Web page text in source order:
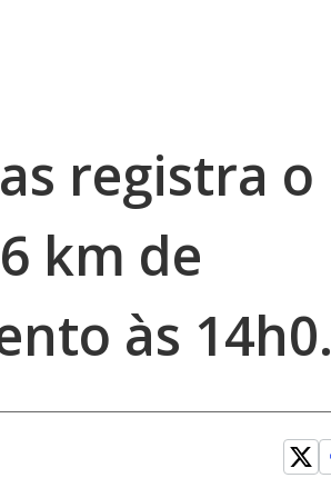
registra o
km de
às 14h0.